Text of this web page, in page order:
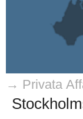
→ Privata